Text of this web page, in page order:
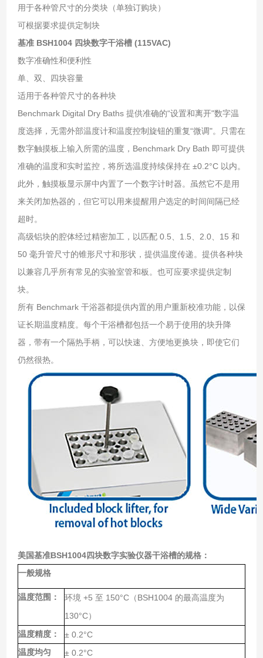
用于各种管尺寸的分类块（单独订购块）
可根据要求提供定制块
基准 BSH1004 四块数字干浴槽 (115VAC)
数字准确性和便利性
单、双、四块容量
适用于各种管尺寸的各种块
Benchmark Digital Dry Baths 提供准确的“设置和离开"数字温
度选择，无需外部温度计和温度控制旋钮的重复“微调"。只需在
数字触摸板上输入所需的温度，Benchmark Dry Bath 即可提供
准确的温度和实时监控，将所选温度持续保持在 ±0.2°C 以内。
此外，触摸板显示屏中内置了一个数字计时器。虽然它不是用
来关闭加热器的，但它可以用来提醒用户选定的时间间隔已经
超时。
高级铝块的腔体经过精密加工，以匹配 0.5、1.5、2.0、15 和
50 毫升管尺寸的锥形尺寸和形状，提供温度传递。提供各种块
以兼容几乎所有常见的实验室管和板。也可应要求提供定制
块。
所有 Benchmark 干浴器都提供内置的用户重新校准功能，以保
证长期温度精度。每个干浴槽都包括一个易于使用的块升降
器，带有一个隔热手柄，可以快速、方便地更换块，即使它们
仍然很热。
美国基准BSH1004四块数字实验仪器干浴槽的规格：
一般规格
温度范围： 环境 +5 至 150°C（ BSH1004 的最高温度为
130°C）
温度精度： ± 0.2°C
温度均匀
± 0.2°C